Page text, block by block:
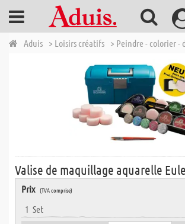
Aduis > Loisirs créatifs > Peindre - colorier -
Valise de maquillage aquarelle
Prix (TVA comprise)
1 Set